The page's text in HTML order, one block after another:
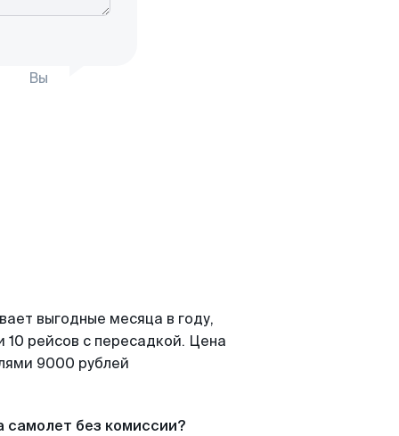
Вы
выгодные месяца в году,
рейсов с пересадкой. Цена
9000 рублей
самолет без комиссии?